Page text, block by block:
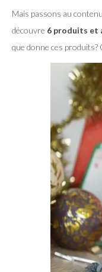
Mais passons au
découvre 6 produits et
que donne ces produits?